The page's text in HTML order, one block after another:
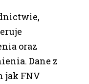
oraz
Dane z
jak FNV